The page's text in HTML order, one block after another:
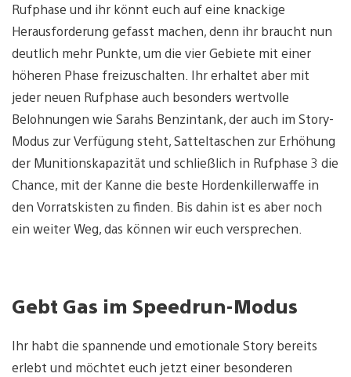
Rufphase und ihr könnt euch auf eine knackige
Herausforderung gefasst machen, denn ihr braucht nun
deutlich mehr Punkte, um die vier Gebiete mit einer
höheren Phase freizuschalten. Ihr erhaltet aber mit
jeder neuen Rufphase auch besonders wertvolle
Belohnungen wie Sarahs Benzintank, der auch im Story-
Modus zur Verfügung steht, Satteltaschen zur Erhöhung
der Munitionskapazität und schließlich in Rufphase 3 die
Chance, mit der Kanne die beste Hordenkillerwaffe in
den Vorratskisten zu finden. Bis dahin ist es aber noch
ein weiter Weg, das können wir euch versprechen.
Gebt Gas im Speedrun-Modus
Ihr habt die spannende und emotionale Story bereits
erlebt und möchtet euch jetzt einer besonderen